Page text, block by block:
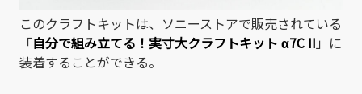
このクラフトキットは、ソニーストアで販売されている
「自分で組み立てる！実寸大クラフトキット α7C II 」に
装着することができる。